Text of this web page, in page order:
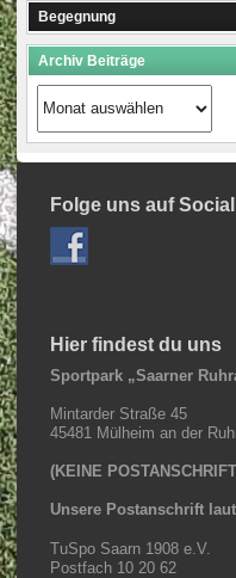
Begegnung
Archiv Beiträge
Archiv
Beiträge
Folge uns auf
Hier findest du uns
Sportpark „Saarner
Mintarder Straße 45
45481 Mülheim an der
(KEINE
Unsere Postanschrift
TuSpo Saarn 1908 e.V.
Postfach 10 20 62